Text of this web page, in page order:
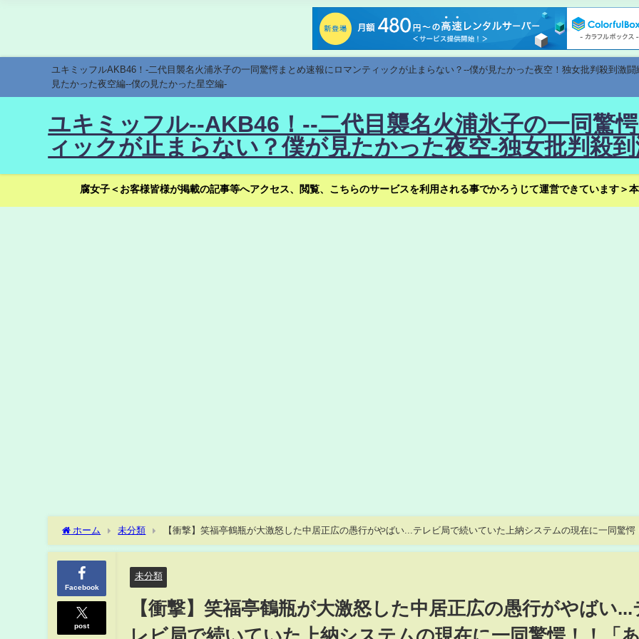
ユキミッフルAKB46！-二代目襲名火浦氷子の一同驚愕まとめ速報にロマンティックが止まらない？--僕が見たかった夜空！独女批判殺到激
見たかった夜空編--僕の見たかった星空編-
ユキミッフル--AKB46！--二代目襲名火浦氷子の一同驚
ィックが止まらない？僕が見たかった夜空-独女批判殺
腐女子＜お客様皆様が掲載の記事等へアクセス、閲覧、こちらのサービスを利用される事でかろうじて運営できています＞
ホーム 未分類
【衝撃】笑福亭鶴瓶が大激怒した中居正広の愚行がやばい...テレビ局で続いていた上納システムの現在に一同驚愕
「あいつのラジオ、切っといて」と語った本当の理由に驚きを隠せない！
Facebook
post
未分類
【衝撃】笑福亭鶴瓶が大激怒した中居正広の愚行がやばい...
レビ局で続いていた上納システムの現在に一同驚愕！！「